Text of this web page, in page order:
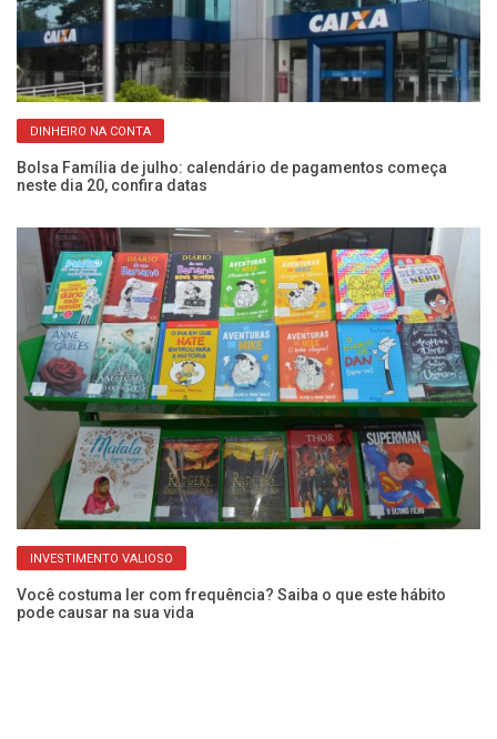
DINHEIRO NA CONTA
Bolsa Família de julho: calendário de pagamentos começa
neste dia 20, confira datas
INVESTIMENTO VALIOSO
Você costuma ler com frequência? Saiba o que este hábito
pode causar na sua vida